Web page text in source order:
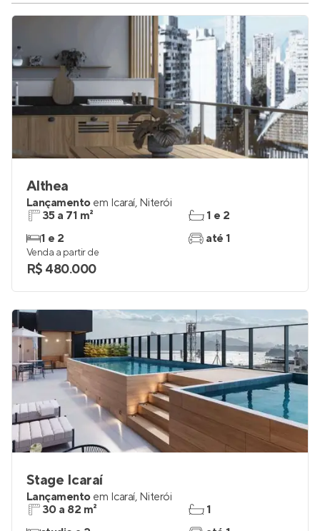
Althea
Lançamento em Icaraí, Niterói
35 a 71 m²
1 e 2
1 e 2
até 1
Venda a partir de
R$ 480.000
Stage Icaraí
Lançamento em Icaraí, Niterói
30 a 82 m²
1